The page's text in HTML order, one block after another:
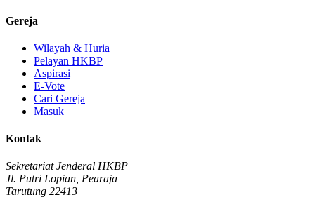
Gereja
Wilayah & Huria
Pelayan HKBP
Aspirasi
E-Vote
Cari Gereja
Masuk
Kontak
Sekretariat Jenderal HKBP
Jl. Putri Lopian, Pearaja
Tarutung 22413